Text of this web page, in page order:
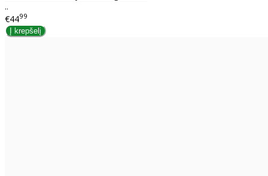
..
€4499